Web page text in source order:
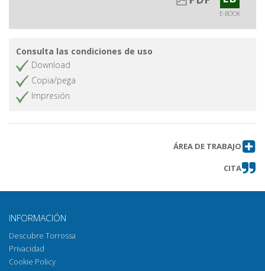
E-BOOK
Consulta las condiciones de uso
Download
Copia/pega
Impresión
ÁREA DE TRABAJO
CITA
INFORMACIÓN
Descubre Torrossa
Privacidad
Cookie Policy